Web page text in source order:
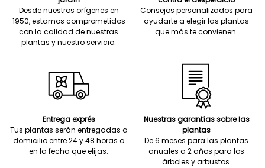
Desde nuestros orígenes en
1950, estamos comprometidos
con la calidad de nuestras
plantas y nuestro servicio.
Consejos personalizados para
ayudarte a elegir las plantas
que más te convienen.
Entrega exprés
Tus plantas serán entregadas a
domicilio entre 24 y 48 horas o
en la fecha que elijas.
Nuestras garantías sobre las
plantas
De 6 meses para las plantas
anuales a 2 años para los
árboles y arbustos.